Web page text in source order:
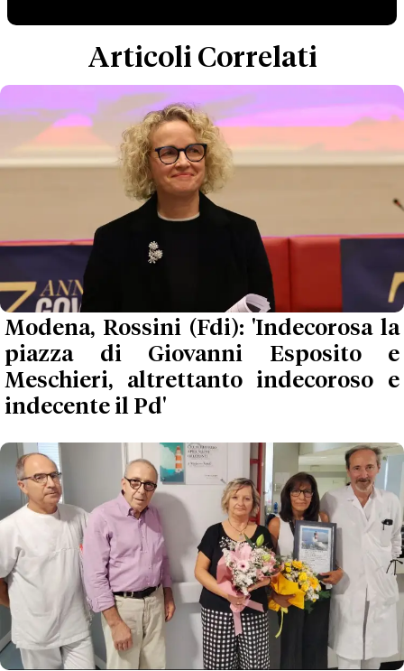
Articoli Correlati
Modena, Rossini (Fdi): 'Indecorosa la
piazza di Giovanni Esposito e
Meschieri, altrettanto indecoroso e
indecente il Pd'